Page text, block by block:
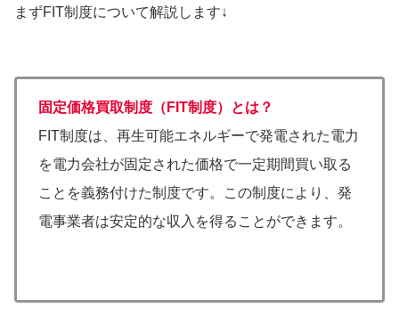
まずFIT制度について解説します↓
固定価格買取制度（FIT制度）とは？
FIT制度は、再生可能エネルギーで発電された電力
を電力会社が固定された価格で一定期間買い取る
ことを義務付けた制度です。この制度により、発
電事業者は安定的な収入を得ることができます。